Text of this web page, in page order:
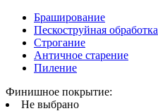
Браширование
Пескоструйная обработка
Строгание
Античное старение
Пиление
Финишное покрытие:
Не выбрано